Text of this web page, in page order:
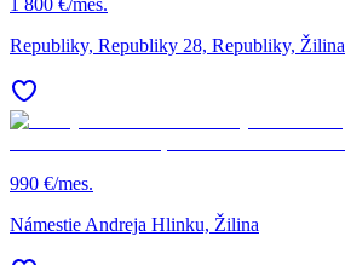
1 800 €/mes.
Republiky, Republiky 28, Republiky, Žilina
990 €/mes.
Námestie Andreja Hlinku, Žilina